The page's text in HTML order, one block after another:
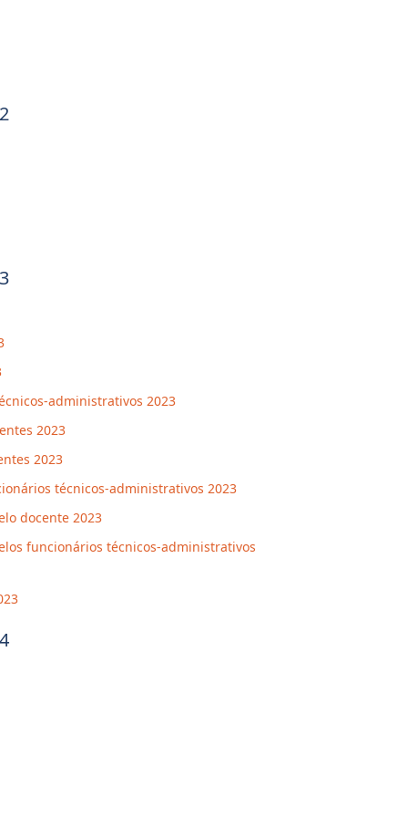
administrativos 2023
2023
2023
técnicos-administrativos 2023
docente 2023
funcionários técnicos-administrativos